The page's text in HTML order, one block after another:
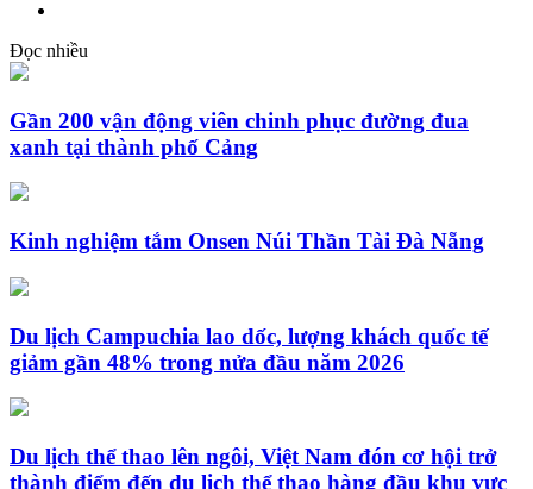
Đọc nhiều
Gần 200 vận động viên chinh phục đường đua
xanh tại thành phố Cảng
Kinh nghiệm tắm Onsen Núi Thần Tài Đà Nẵng
Du lịch Campuchia lao dốc, lượng khách quốc tế
giảm gần 48% trong nửa đầu năm 2026
Du lịch thể thao lên ngôi, Việt Nam đón cơ hội trở
thành điểm đến du lịch thể thao hàng đầu khu vực